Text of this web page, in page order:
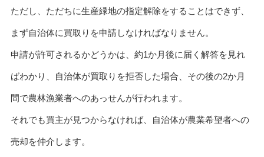
ただし、ただちに生産緑地の指定解除をすることはできず、
まず自治体に買取りを申請しなければなりません。
申請が許可されるかどうかは、約1か月後に届く解答を見れ
ばわかり、自治体が買取りを拒否した場合、その後の2か月
間で農林漁業者へのあっせんが行われます。
それでも買主が見つからなければ、自治体が農業希望者への
売却を仲介します。